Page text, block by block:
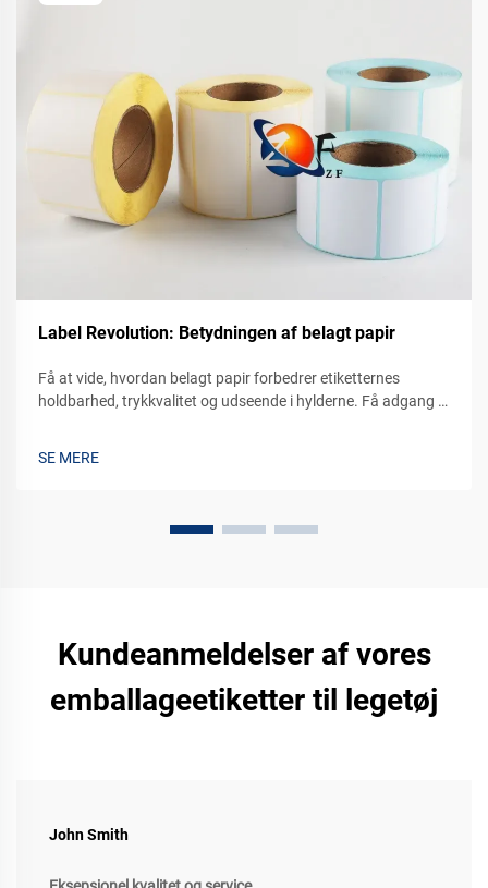
Label Revolution: Betydningen af belagt papir
Få at vide, hvordan belagt papir forbedrer etiketternes
holdbarhed, trykkvalitet og udseende i hylderne. Få adgang til
SE MERE
Kundeanmeldelser af vores
emballageetiketter til legetøj
John Smith